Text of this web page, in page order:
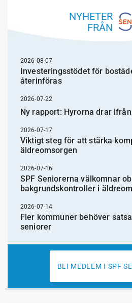
NYHETER
FRÅN
2026-08-07
Investeringsstödet för
återinföras
2026-07-22
Ny rapport: Hyrorna drar
2026-07-17
Viktigt steg för att stärka
äldreomsorgen
2026-07-16
SPF Seniorerna välkomnar
bakgrundskontroller i
2026-07-14
Fler kommuner behöver
seniorer
BLI MEDLEM I SPF